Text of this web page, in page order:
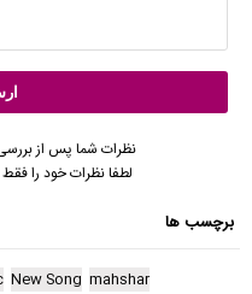
نظرات شما پس از
لطفا نظرات خود را
برچسب ها
mahshar
New Song